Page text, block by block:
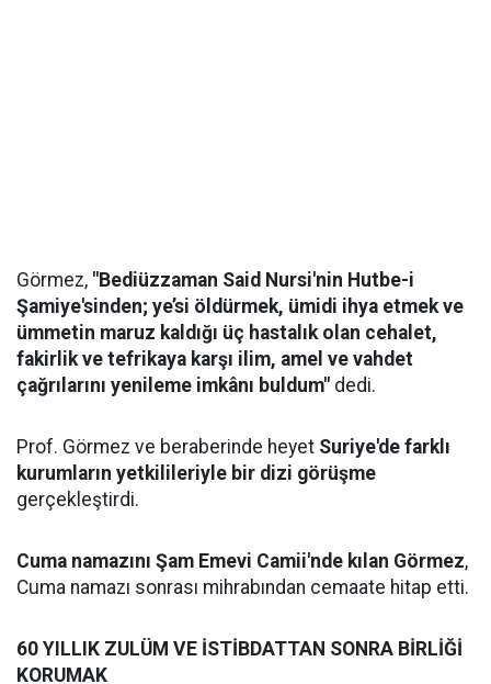
Görmez, "Bediüzzaman Said Nursi'nin Hutbe-i
Şamiye'sinden; ye’si öldürmek, ümidi ihya etmek ve
ümmetin maruz kaldığı üç hastalık olan cehalet,
fakirlik ve tefrikaya karşı ilim, amel ve vahdet
çağrılarını yenileme imkânı buldum" dedi.
Prof. Görmez ve beraberinde heyet Suriye'de farklı
kurumların yetkilileriyle bir dizi görüşme
gerçekleştirdi.
Cuma namazını Şam Emevi Camii'nde kılan Görmez,
Cuma namazı sonrası mihrabından cemaate hitap etti.
60 YILLIK ZULÜM VE İSTİBDATTAN SONRA BİRLİĞİ
KORUMAK